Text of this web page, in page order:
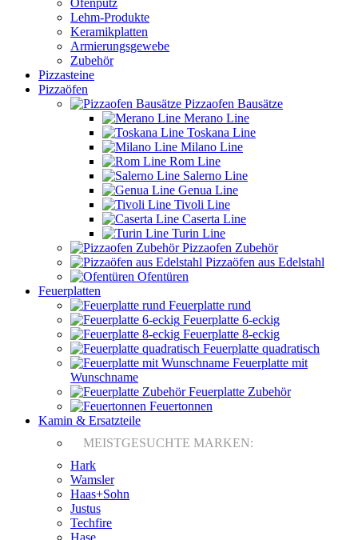
Ofenputz
Lehm-Produkte
Keramikplatten
Armierungsgewebe
Zubehör
Pizzasteine
Pizzaöfen
Pizzaofen Bausätze
Merano Line
Toskana Line
Milano Line
Rom Line
Salerno Line
Genua Line
Tivoli Line
Caserta Line
Turin Line
Pizzaofen Zubehör
Pizzaöfen aus Edelstahl
Ofentüren
Feuerplatten
Feuerplatte rund
Feuerplatte 6-eckig
Feuerplatte 8-eckig
Feuerplatte quadratisch
Feuerplatte mit
Wunschname
Feuerplatte Zubehör
Feuertonnen
Kamin & Ersatzteile
MEISTGESUCHTE MARKEN:
Hark
Wamsler
Haas+Sohn
Justus
Techfire
Hase